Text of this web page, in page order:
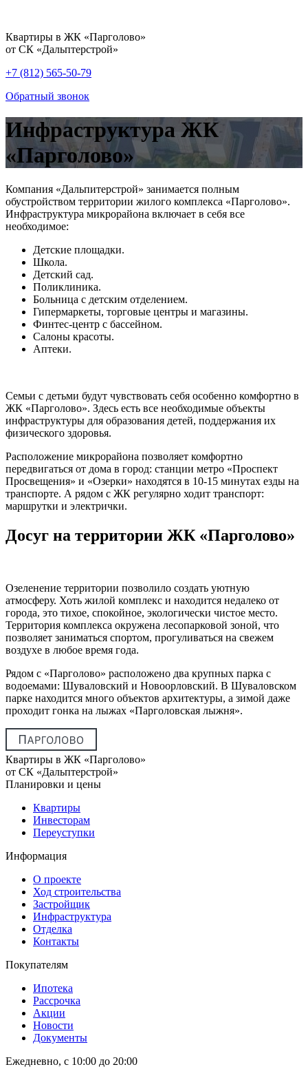
Квартиры в ЖК «Парголово»
от СК «Дальптерстрой»
+7 (812) 565-50-79
Обратный звонок
Инфраструктура ЖК
«Парголово»
Компания «Дальпитерстрой» занимается полным
обустройством территории жилого комплекса «Парголово».
Инфраструктура микрорайона включает в себя все
необходимое:
Детские площадки.
Школа.
Детский сад.
Поликлиника.
Больница с детским отделением.
Гипермаркеты, торговые центры и магазины.
Финтес-центр с бассейном.
Салоны красоты.
Аптеки.
Семьи с детьми будут чувствовать себя особенно комфортно в
ЖК «Парголово». Здесь есть все необходимые объекты
инфраструктуры для образования детей, поддержания их
физического здоровья.
Расположение микрорайона позволяет комфортно
передвигаться от дома в город: станции метро «Проспект
Просвещения» и «Озерки» находятся в 10-15 минутах езды на
транспорте. А рядом с ЖК регулярно ходит транспорт:
маршрутки и электрички.
Досуг на территории ЖК «Парголово»
Озеленение территории позволило создать уютную
атмосферу. Хоть жилой комплекс и находится недалеко от
города, это тихое, спокойное, экологически чистое место.
Территория комплекса окружена лесопарковой зоной, что
позволяет заниматься спортом, прогуливаться на свежем
воздухе в любое время года.
Рядом с «Парголово» расположено два крупных парка с
водоемами: Шуваловский и Новоорловский. В Шуваловском
парке находится много объектов архитектуры, а зимой даже
проходит гонка на лыжах «Парголовская лыжня».
Квартиры в ЖК «Парголово»
от СК «Дальптерстрой»
Планировки и цены
Квартиры
Инвесторам
Переуступки
Информация
О проекте
Ход строительства
Застройщик
Инфраструктура
Отделка
Контакты
Покупателям
Ипотека
Рассрочка
Акции
Новости
Документы
Ежедневно, с 10:00 до 20:00